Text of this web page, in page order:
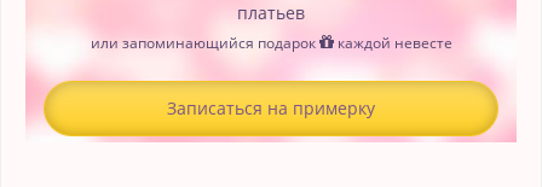
платьев
или запоминающийся подарок каждой невесте
Записаться на примерку